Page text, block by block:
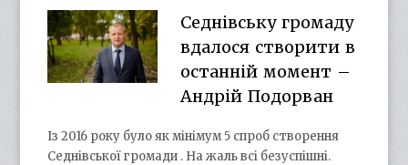
Седнівську громаду
вдалося створити в
останній момент –
Андрій Подорван
Із 2016 року було як мінімум 5 спроб створення
Седнівської громади . На жаль всі безуспішні.